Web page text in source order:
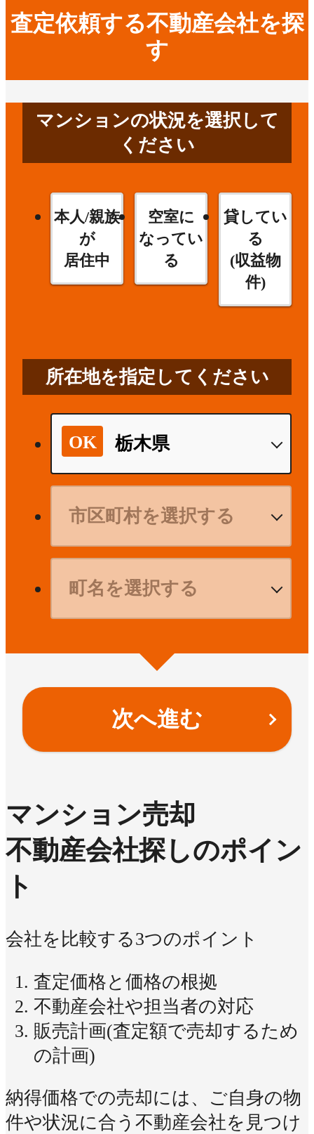
査定依頼する不動産会社を探
す
マンションの状況を選択して
ください
本人/親族
が
居住中
空室に
なってい
る
貸してい
る
(収益物
件)
所在地を指定してください
次へ進む
マンション売却
不動産会社探しのポイン
ト
会社を比較する3つのポイント
査定価格と価格の根拠
不動産会社や担当者の対応
販売計画(査定額で売却するため
の計画)
納得価格での売却には、ご自身の物
件や状況に合う不動産会社を見つけ